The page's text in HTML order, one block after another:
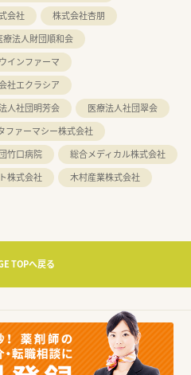
会社
株式会社杏朋
療法人財団順和会
インファーマ
社エクラシア
人社団明芳会
医療法人社団翠会
ファーマシー株式会社
竹口病院
総合メディカル株式会社
株式会社 木村産業株式会社
TOPへ戻る